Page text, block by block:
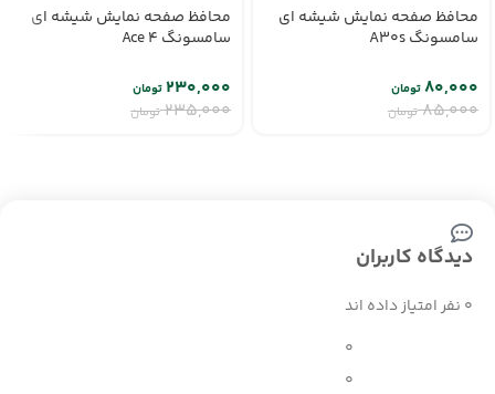
محافظ صفحه نمایش شیشه ای
سامسونگ A30s
۸۵,۰۰۰ تومان
۸۰,۰۰۰تومان
محافظ صفحه نمایش شیشه ای
سامسونگ Ace 4
۲۳۵,۰۰۰ تومان
۲۳۰,۰۰۰تومان
دیدگاه کاربران
0 نفر امتیاز داده اند
0
0